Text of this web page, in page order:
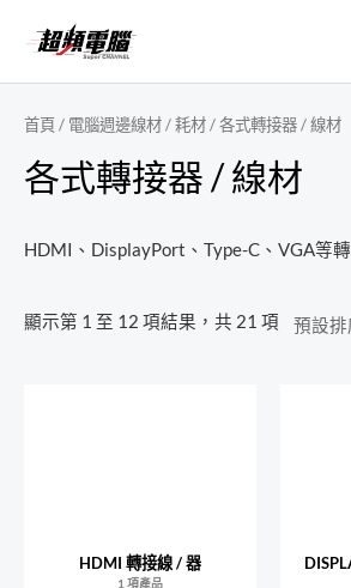
主
首頁/ 電腦週邊線材 / 耗材/ 各式轉接器 / 線材
各式轉接器 / 線材
HDMI、DisplayPort、Type-C、VGA等
顯示第 1 至 12 項結果，共 21 項
HDMI 轉接線 / 器
1 項產品